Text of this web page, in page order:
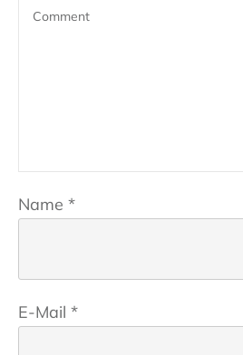
Name *
E-Mail *